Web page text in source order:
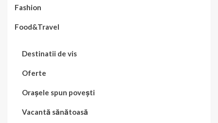
Fashion
Food&Travel
Destinatii de vis
Oferte
Orașele spun povești
Vacantă sănătoasă